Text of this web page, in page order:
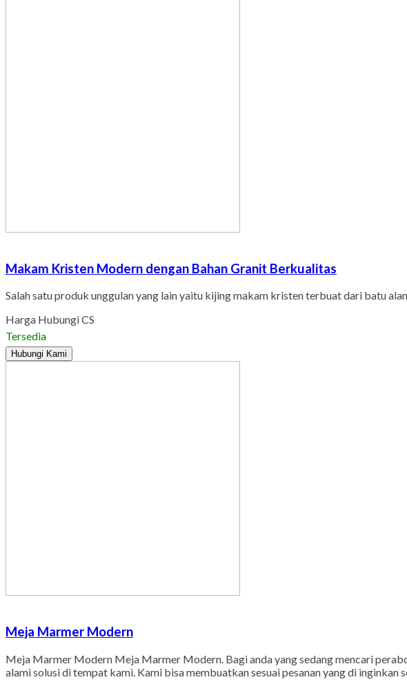
Makam Kristen Modern dengan Bahan Granit Berkualitas
Salah satu produk unggulan yang lain yaitu kijing makam kristen terbuat dari batu
Harga Hubungi CS
Tersedia
Hubungi Kami
Meja Marmer Modern
Meja Marmer Modern Meja Marmer Modern. Bagi anda yang sedang mencari
alami solusi di tempat kami. Kami bisa membuatkan sesuai pesanan yang di